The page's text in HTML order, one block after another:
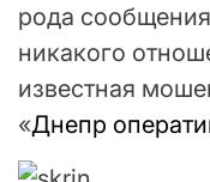
рода
никакого
известная
«Днепр